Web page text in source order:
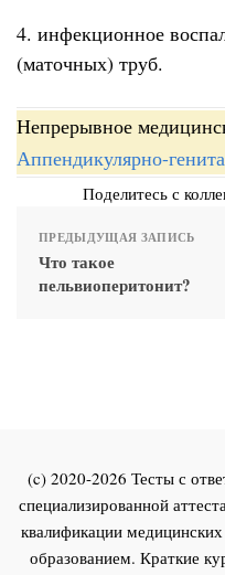
4. инфекционное
(маточных) труб.
Непрерывное
Аппендикулярно-
Поделитесь с
ПРЕДЫДУЩАЯ ЗАПИСЬ
Что такое
пельвиоперитонит?
(c) 2020-2026 Тесты с
специализированной
квалификации
образованием. Краткие